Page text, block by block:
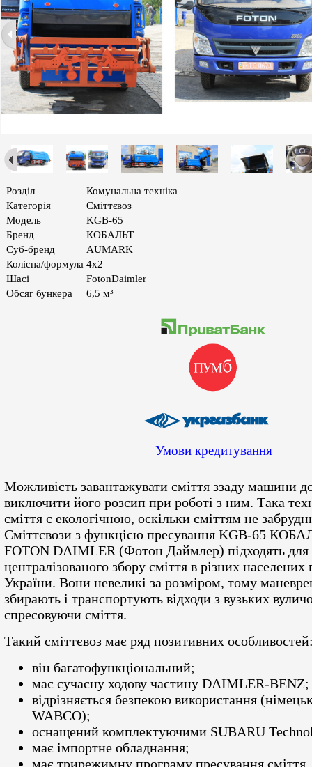
Розділ
Комунальна техніка
Категорія
Сміттєвоз
Модель
KGB-65
Бренд
КОБАЛЬТ
Суб-бренд
AUMARK
Колiсна/формула 4х2
Шасі
FotonDaimler
Обсяг бункера
6,5 м³
Умови кредитування
Можливість завантажувати сміття ззаду машини
виключити його розсип при роботі з ним. Така
сміття є екологічною, оскільки сміттям не
Сміттєвози з функцією пресування KGB-65
FOTON DAIMLER (Фотон Даймлер) підходять для
централізованого збору сміття в різних населених
України. Вони невеликі за розміром, тому
збирають і транспортують відходи з вузьких
спресовуючи сміття.
Такий сміттєвоз має ряд позитивних
він багатофункціональний;
має сучасну ходову частину DAIMLER-BENZ;
відрізняється безпекою використання
WABCO);
оснащений комплектуючими SUBARU
має імпортне обладнання;
має трирежимну програму пресування